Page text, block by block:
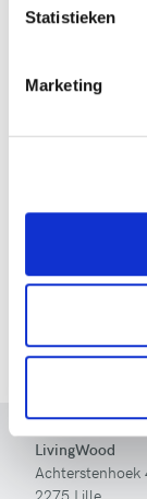
Statistieken
Marketing
Zij
LivingWood
Achterstenhoek